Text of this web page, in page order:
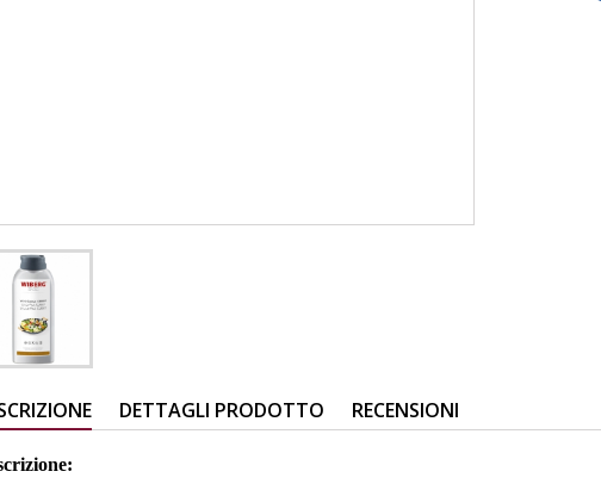
DETTAGLI PRODOTTO RECENSIONI